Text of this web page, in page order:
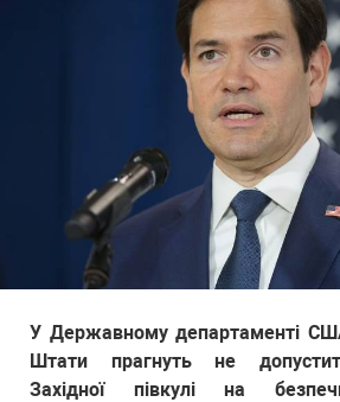
У Державному департаменті
Штати прагнуть не
Західної півкулі на